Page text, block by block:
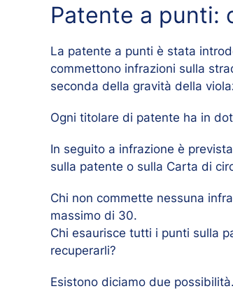
Patente a punti:
La patente a punti è stata
commettono infrazioni sulla
seconda della gravità della
Ogni titolare di patente ha in
In seguito a infrazione è
sulla patente o sulla Carta di
Chi non commette nessuna
massimo di 30.
Chi esaurisce tutti i punti sulla
recuperarli?
Esistono diciamo due possibilità.